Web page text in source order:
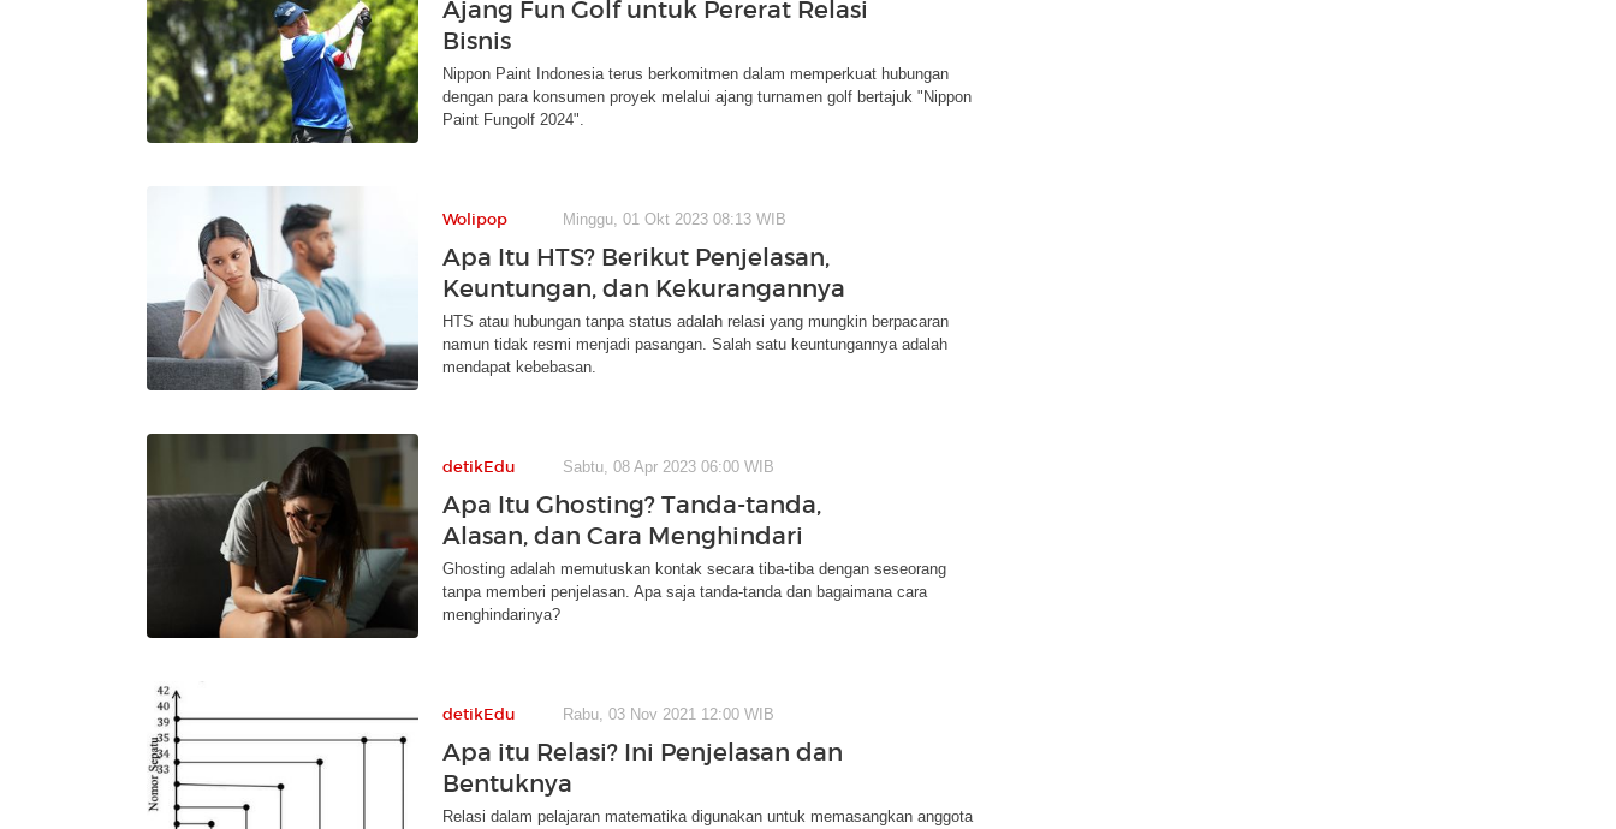
Ajang Fun Golf untuk Pererat Relasi
Bisnis
Nippon Paint Indonesia terus berkomitmen dalam memperkuat hubungan
dengan para konsumen proyek melalui ajang turnamen golf bertajuk "Nippon
Paint Fungolf 2024".
Wolipop Minggu, 01 Okt 2023 08:13 WIB
Apa Itu HTS? Berikut Penjelasan,
Keuntungan, dan Kekurangannya
HTS atau hubungan tanpa status adalah relasi yang mungkin berpacaran
namun tidak resmi menjadi pasangan. Salah satu keuntungannya adalah
mendapat kebebasan.
detikEdu Sabtu, 08 Apr 2023 06:00 WIB
Apa Itu Ghosting? Tanda-tanda,
Alasan, dan Cara Menghindari
Ghosting adalah memutuskan kontak secara tiba-tiba dengan seseorang
tanpa memberi penjelasan. Apa saja tanda-tanda dan bagaimana cara
menghindarinya?
detikEdu Rabu, 03 Nov 2021 12:00 WIB
Apa itu Relasi? Ini Penjelasan dan
Bentuknya
Relasi dalam pelajaran matematika digunakan untuk memasangkan anggota